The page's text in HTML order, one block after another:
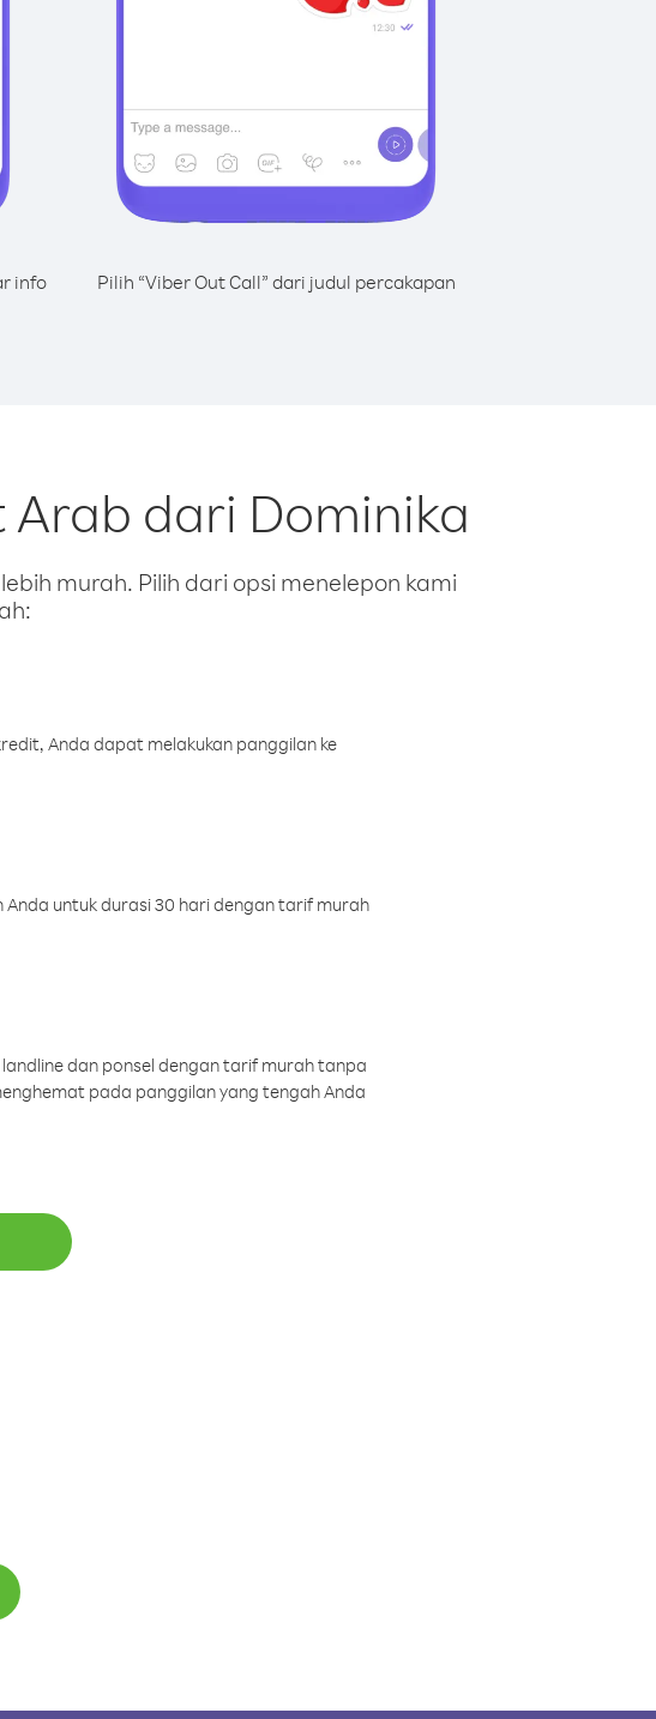
info
Pilih “Viber Out Call” dari judul percakapan
dari Dominika
murah. Pilih dari opsi menelepon kami
Anda dapat melakukan panggilan ke
Anda untuk durasi 30 hari dengan tarif murah
dan ponsel dengan tarif murah tanpa
pada panggilan yang tengah Anda